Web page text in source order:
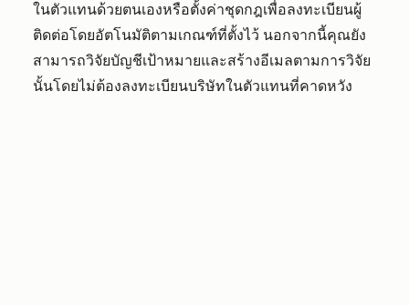
ในตัวแทนด้วยตนเองหรือตั้งค่าชุดกฎเพื่อลงทะเบียนผู้
ติดต่อโดยอัตโนมัติตามเกณฑ์ที่ตั้งไว้ นอกจากนี้คุณยัง
สามารถวิจัยบัญชีเป้าหมายและสร้างอีเมลตามการวิจัย
นั้นโดยไม่ต้องลงทะเบียนบริษัทในตัวแทนที่คาดหวัง